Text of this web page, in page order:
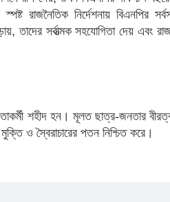
রাজনৈতিক নির্দেশনায় বিএনপির
তাদের সর্বাত্মক সহযোগিতা দেয় এবং
শহীদ হন। মূলত ছাত্র-জনতার
ও স্বৈরাচারের পতন নিশ্চিত করে।